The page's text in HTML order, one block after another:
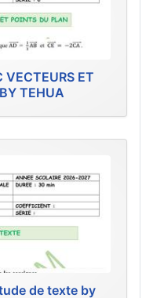
VECTEURS ET
TEHUA
de texte by